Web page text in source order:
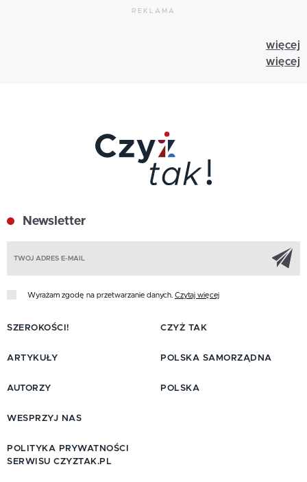
REKLAMA
więcej
więcej
Newsletter
Wyrażam zgodę na przetwarzanie danych. Czytaj więcej
SZEROKOŚCI!
ARTYKUŁY
AUTORZY
CZYŻ TAK
POLSKA SAMORZĄDNA
POLSKA
WESPRZYJ NAS
POLITYKA PRYWATNOŚCI
SERWISU CZYZTAK.PL